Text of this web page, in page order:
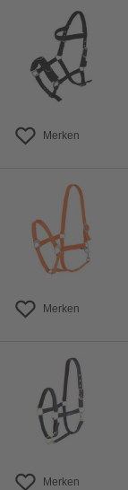
Merken
Merken
Merken